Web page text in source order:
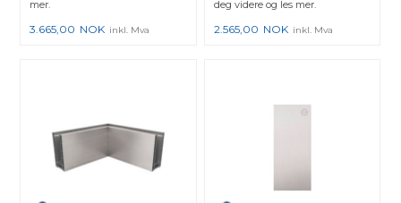
mer.
3.665,00 NOK inkl. Mva
deg videre og les mer.
2.565,00 NOK inkl. Mva